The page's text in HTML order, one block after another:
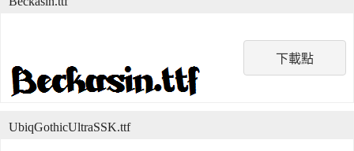
下載點
UbiqGothicUltraSSK.ttf